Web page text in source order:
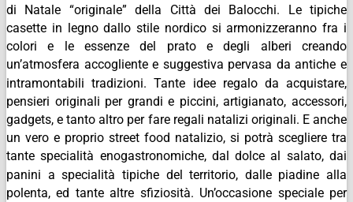
di Natale “originale” della Città dei Balocchi. Le tipiche
casette in legno dallo stile nordico si armonizzeranno fra i
colori e le essenze del prato e degli alberi creando
un’atmosfera accogliente e suggestiva pervasa da antiche e
intramontabili tradizioni. Tante idee regalo da acquistare,
pensieri originali per grandi e piccini, artigianato, accessori,
gadgets, e tanto altro per fare regali natalizi originali. E anche
un vero e proprio street food natalizio, si potrà scegliere tra
tante specialità enogastronomiche, dal dolce al salato, dai
panini a specialità tipiche del territorio, dalle piadine alla
polenta, ed tante altre sfiziosità. Un’occasione speciale per